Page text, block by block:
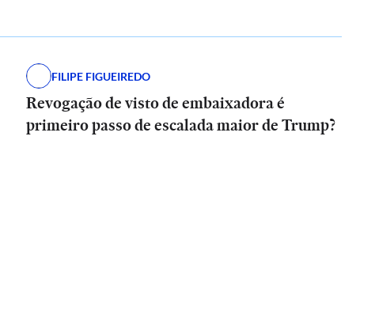
FILIPE FIGUEIREDO
Revogação de visto de embaixadora é
primeiro passo de escalada maior de Trump?